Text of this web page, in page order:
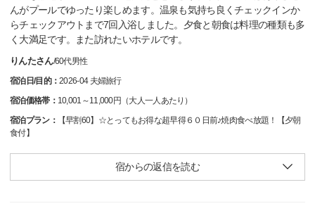
んがプールでゆったり楽しめます。温泉も気持ち良くチェックインか
らチェックアウトまで7回入浴しました。夕食と朝食は料理の種類も多
く大満足です。また訪れたいホテルです。
りんたさん/60代男性
宿泊日/目的：2026-04 夫婦旅行
宿泊価格帯： 10,001～11,000円（大人一人あたり）
宿泊プラン：
【早割60】☆とってもお得な超早得６０日前♪焼肉食べ放題！【夕朝
食付】
宿からの返信を読む